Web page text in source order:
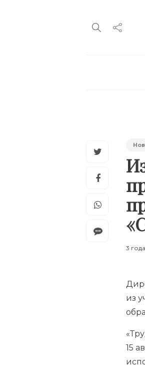
3
из
15